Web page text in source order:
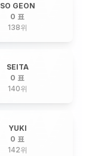
SO GEON
0 표
138위
SEITA
0 표
140위
YUKI
0 표
142위